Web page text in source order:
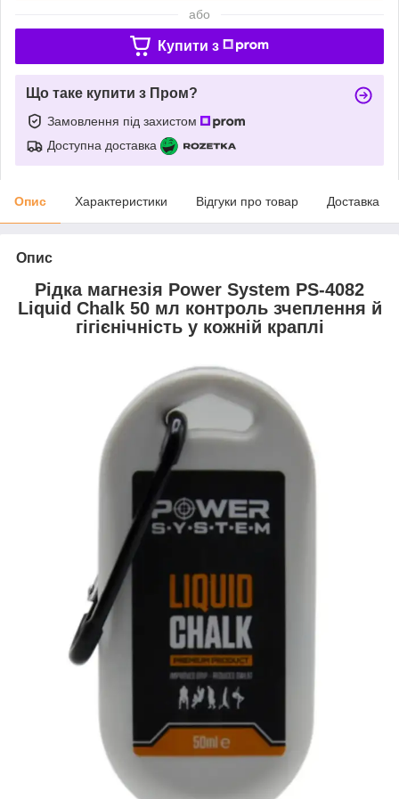
або
Купити з
Що таке купити з Пром?
Замовлення під захистом
Доступна доставка
Опис Характеристики Відгуки про товар Доставка
Опис
Рідка магнезія Power System PS-4082
Liquid Chalk 50 мл контроль зчеплення й
гігієнічність у кожній краплі